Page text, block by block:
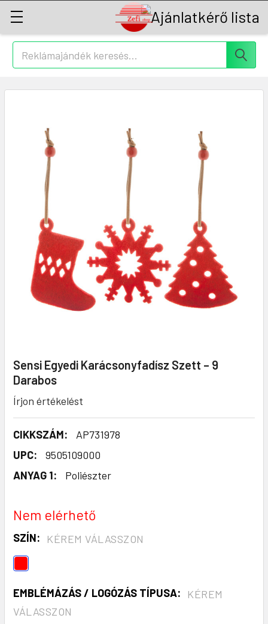
Keresés
Sensi Egyedi Karácsonyfadísz Szett – 9
Darabos
Írjon értékelést
CIKKSZÁM:
AP731978
UPC:
9505109000
ANYAG 1:
Poliészter
Nem elérhető
SZÍN: KÉREM VÁLASSZON
EMBLÉMÁZÁS / LOGÓZÁS TÍPUSA:
KÉREM
VÁLASSZON